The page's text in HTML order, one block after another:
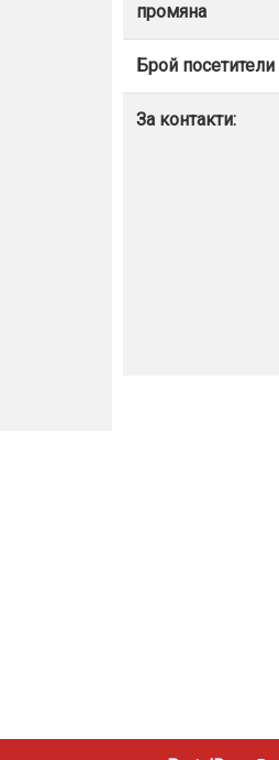
промяна
Брой посетители
За контакти: